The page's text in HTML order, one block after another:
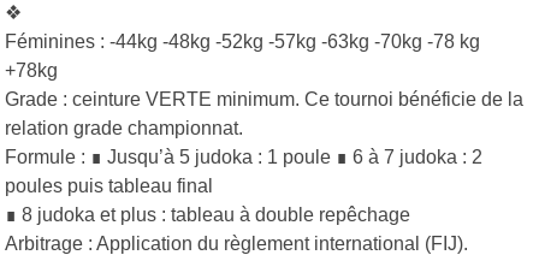
❖
Féminines : -44kg -48kg -52kg -57kg -63kg -70kg -78 kg
+78kg
Grade : ceinture VERTE minimum. Ce tournoi bénéficie de la
relation grade championnat.
Formule : ∎ Jusqu’à 5 judoka : 1 poule ∎ 6 à 7 judoka : 2
poules puis tableau final
∎ 8 judoka et plus : tableau à double repêchage
Arbitrage : Application du règlement international (FIJ).